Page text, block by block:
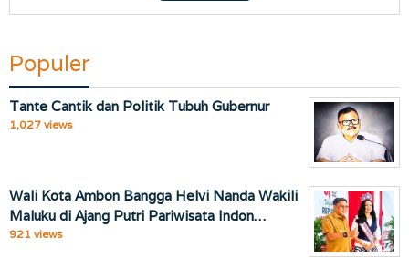
Populer
Tante Cantik dan Politik Tubuh Gubernur
1,027 views
Wali Kota Ambon Bangga Helvi Nanda Wakili
Maluku di Ajang Putri Pariwisata Indon…
921 views